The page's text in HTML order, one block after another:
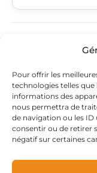
Pour offrir les
technologies telles
informations des
nous permettra de
de navigation ou les ID
consentir ou de retirer
négatif sur certaines
Retrouvez-
nous sur
F
a
c
I
n
s
L
i
n